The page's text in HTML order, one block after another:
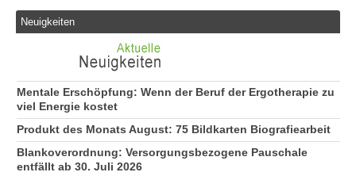
Neuigkeiten
Mentale Erschöpfung: Wenn der Beruf der Ergotherapie zu
viel Energie kostet
Produkt des Monats August: 75 Bildkarten Biografiearbeit
Blankoverordnung: Versorgungsbezogene Pauschale
entfällt ab 30. Juli 2026